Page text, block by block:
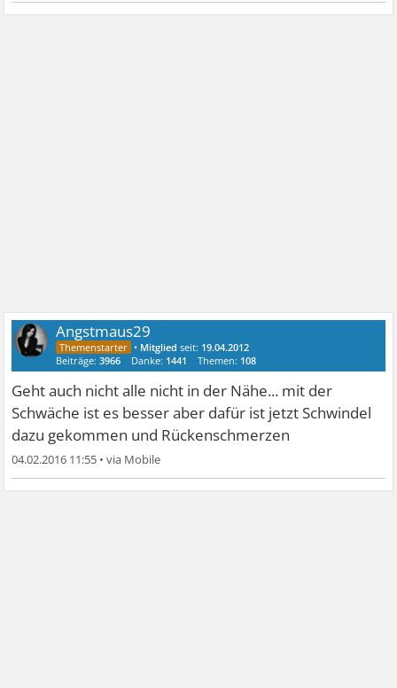
Angstmaus29
• Mitglied seit: 19.04.2012
Beiträge:3966 Danke: 1441 Themen: 108
Geht auch nicht alle nicht in der Nähe... mit der
Schwäche ist es besser aber dafür ist jetzt Schwindel
dazu gekommen und Rückenschmerzen
04.02.2016 11:55 •